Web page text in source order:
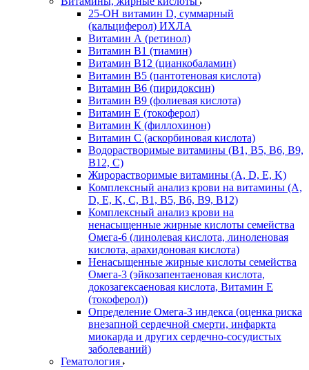
25-OH витамин D, суммарный
(кальциферол) ИХЛА
Витамин А (ретинол)
Витамин В1 (тиамин)
Витамин В12 (цианкобаламин)
Витамин В5 (пантотеновая кислота)
Витамин В6 (пиридоксин)
Витамин В9 (фолиевая кислота)
Витамин Е (токоферол)
Витамин К (филлохинон)
Витамин С (аскорбиновая кислота)
Водорастворимые витамины (B1, B5, B6, В9,
В12, С)
Жирорастворимые витамины (A, D, E, K)
Комплексный анализ крови на витамины (A,
D, E, K, C, B1, B5, B6, В9, B12)
Комплексный анализ крови на
ненасыщенные жирные кислоты семейства
Омега-6 (линолевая кислота, линоленовая
кислота, арахидоновая кислота)
Ненасыщенные жирные кислоты семейства
Омега-3 (эйкозапентаеновая кислота,
докозагексаеновая кислота, Витамин E
(токоферол))
Определение Омега-3 индекса (оценка риска
внезапной сердечной смерти, инфаркта
миокарда и других сердечно-сосудистых
заболеваний)
Гематология